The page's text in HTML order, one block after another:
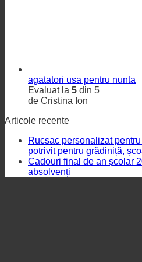
agatatori usa pentru nunta
Evaluat la 5 din 5
de Cristina Ion
Articole recente
Rucsac personalizat
potrivit pentru grădiniță,
Cadouri final de an școlar
absolvenți